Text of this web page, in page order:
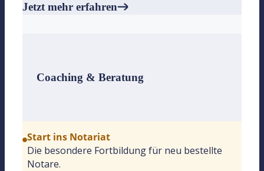
Jetzt mehr erfahren
Coaching & Beratung
Start ins Notariat
Die besondere Fortbildung für neu bestellte
Notare.